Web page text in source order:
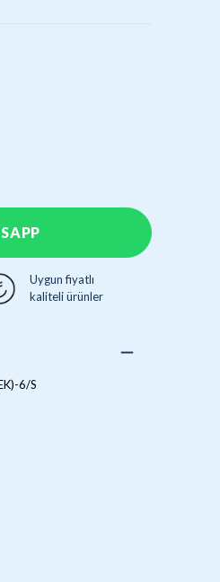
Uygun fiyatlı
kaliteli ürünler
6/S